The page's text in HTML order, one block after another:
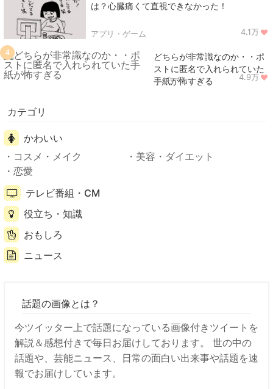
は？心臓痛くて直視できなかった！
アプリ・ゲーム 4.1万
どちらが非常識なのか・・ポ
ストに匿名で入れられていた
手紙が怖すぎる
ニュース 4.9万
4
カテゴリ
かわいい
コスメ・メイク
美容・ダイエット
恋愛
テレビ番組・CM
役立ち・知識
おもしろ
ニュース
話題の画像とは？
今ツイッター上で話題になっている画像付きツイートを
解説＆感想付きで毎日お届けしております。 世の中の
話題や、芸能ニュース、日常の面白い出来事や話題を速
報でお届けしています。